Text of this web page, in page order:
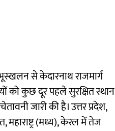
से केदारनाथ राजमार्ग
को कुछ दूर पहले सुरक्षित स्थान
जारी की है। उत्तर प्रदेश,
महाराष्ट्र (मध्य), केरल में तेज